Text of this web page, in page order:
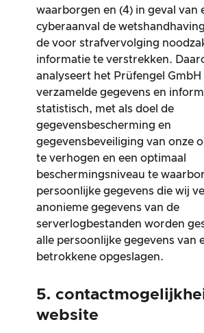
waarborgen en (4) in geval van
cyberaanval de
de voor strafvervolging
informatie te verstrekken.
analyseert het Prüfengel GmbH
verzamelde gegevens en
statistisch, met als doel de
gegevensbescherming en
gegevensbeveiliging van onze
te verhogen en een optimaal
beschermingsniveau te
persoonlijke gegevens die wij
anonieme gegevens van de
serverlogbestanden worden
alle persoonlijke gegevens van
betrokkene opgeslagen.
5.
website